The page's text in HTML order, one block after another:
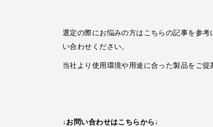
選定の際にお悩みの方はこちらの記事を参
い合わせください。
当社より使用環境や用途に合った製品をご提
↓お問い合わせはこちらから↓